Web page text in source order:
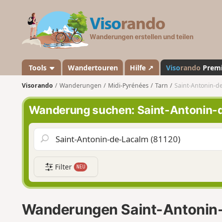
a
n
d
o
Tools Wandertouren Hilfe ↗ Visorando
Visorando Wanderungen Midi-Pyrénées Tarn Saint-Antonin-
Wanderung suchen: Saint-Antonin-
Filter NEU
Wanderungen Saint-